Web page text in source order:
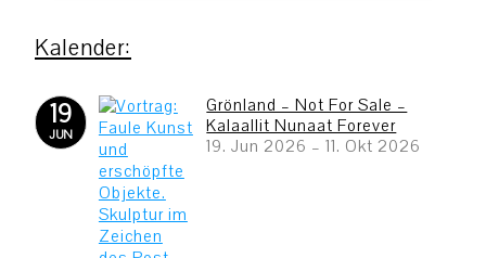
19
JUN
Grönland – Not For Sale –
Kalaallit Nunaat Forever
19. Jun 2026 –11. Okt 2026